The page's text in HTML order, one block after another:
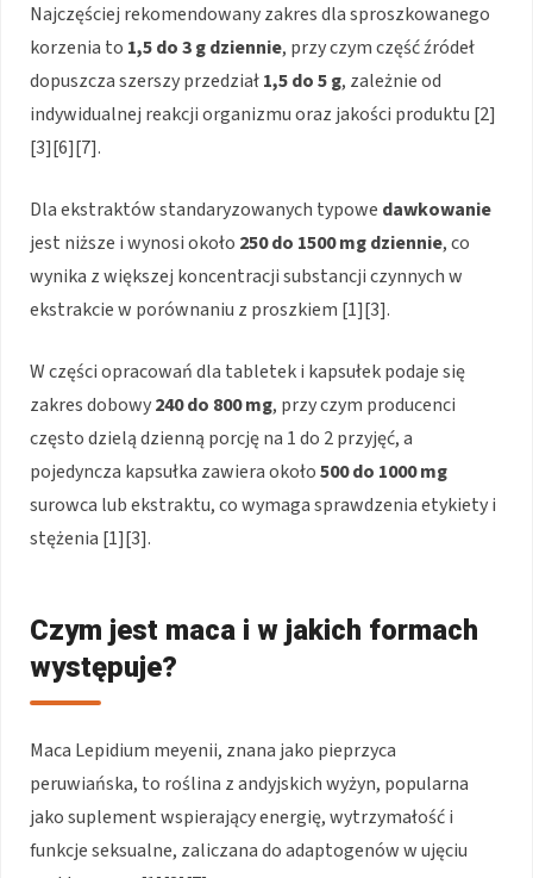
Najczęściej rekomendowany zakres dla sproszkowanego
korzenia to 1,5 do 3 g dziennie, przy czym część źródeł
dopuszcza szerszy przedział1,5 do 5 g, zależnie od
indywidualnej reakcji organizmu oraz jakości produktu [2]
[3][6][7].
Dla ekstraktów standaryzowanych typowe dawkowanie
jest niższe i wynosi około 250 do 1500 mg dziennie, co
wynika z większej koncentracji substancji czynnych w
ekstrakcie w porównaniu z proszkiem [1][3].
W części opracowań dla tabletek i kapsułek podaje się
zakres dobowy240 do 800 mg, przy czym producenci
często dzielą dzienną porcję na 1 do 2 przyjęć, a
pojedyncza kapsułka zawiera około500 do 1000 mg
surowca lub ekstraktu, co wymaga sprawdzenia etykiety i
stężenia [1][3].
Czym jest maca i w jakich formach
występuje?
Maca Lepidium meyenii, znana jako pieprzyca
peruwiańska, to roślina z andyjskich wyżyn, popularna
jako suplement wspierający energię, wytrzymałość i
funkcje seksualne, zaliczana do adaptogenów w ujęciu